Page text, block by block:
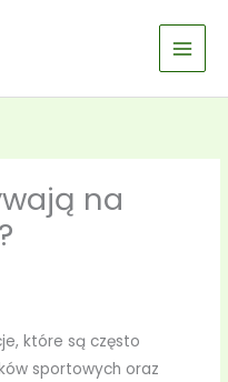
na
które są często
sportowych oraz